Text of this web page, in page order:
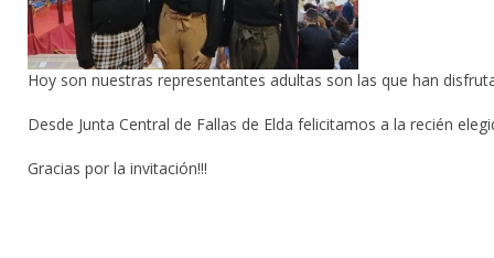
Hoy son nuestras representantes adultas son las que han
Desde Junta Central de Fallas de Elda felicitamos a la recién
Gracias por la invitación!!!